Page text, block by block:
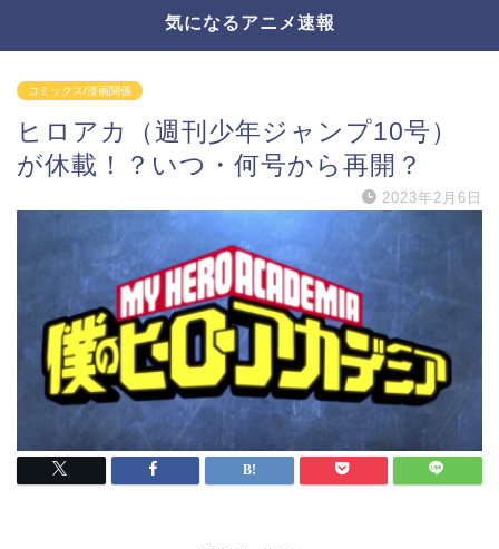
気になるアニメ速報
コミックス/漫画関係
ヒロアカ（週刊少年ジャンプ10号）
が休載！？いつ・何号から再開？
2023年2月6日